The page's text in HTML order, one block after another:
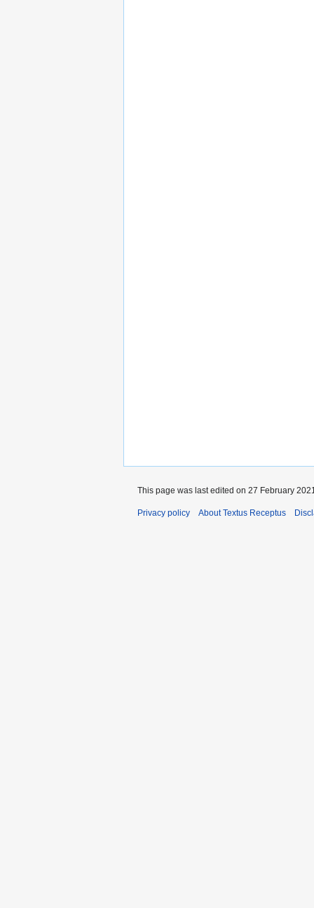
This page was last edited on 27 February
Privacy policy About Textus Receptus